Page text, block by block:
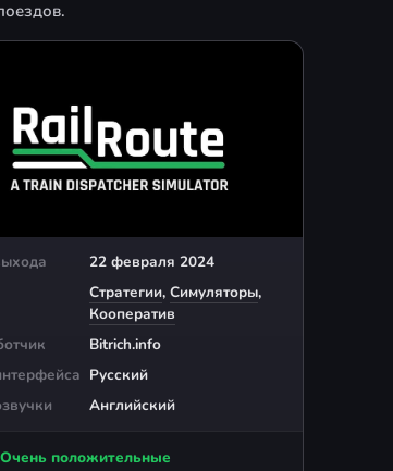
22 февраля 2024
Стратегии, Симуляторы,
Кооператив
Bitrich.info
Русский
Английский
Очень положительные